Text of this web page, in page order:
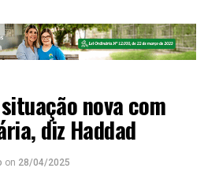
nova com
diz Haddad
on 28/04/2025